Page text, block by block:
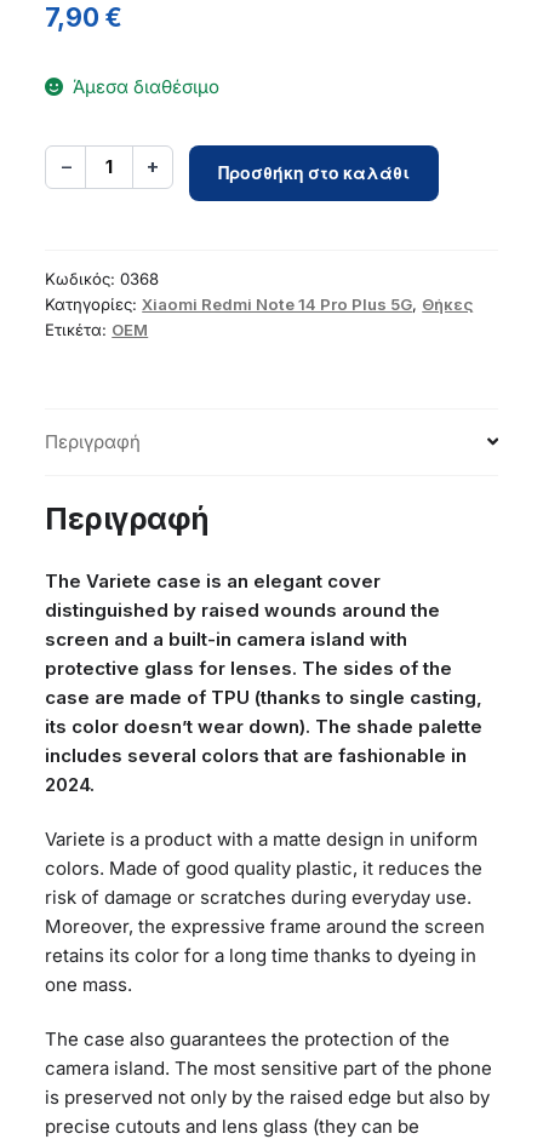
7,90€
Άμεσα διαθέσιμο
− 1 +
VARIETE
Case
Note
ποσότητα
Προσθήκη στο καλάθι
Κωδικός:0368
Κατηγορίες:Xiaomi Redmi Note 14 Pro Plus 5G, Θήκες
Ετικέτα: OEM
Περιγραφή
Περιγραφή
The Variete case is an elegant cover
distinguished by raised wounds around the
screen and a built-in camera island with
protective glass for lenses. The sides of the
case are made of TPU (thanks to single casting,
its color doesn’t wear down). The shade palette
includes several colors that are fashionable in
2024.
Variete is a product with a matte design in uniform
colors. Made of good quality plastic, it reduces the
risk of damage or scratches during everyday use.
Moreover, the expressive frame around the screen
retains its color for a long time thanks to dyeing in
one mass.
The case also guarantees the protection of the
camera island. The most sensitive part of the phone
is preserved not only by the raised edge but also by
precise cutouts and lens glass (they can be